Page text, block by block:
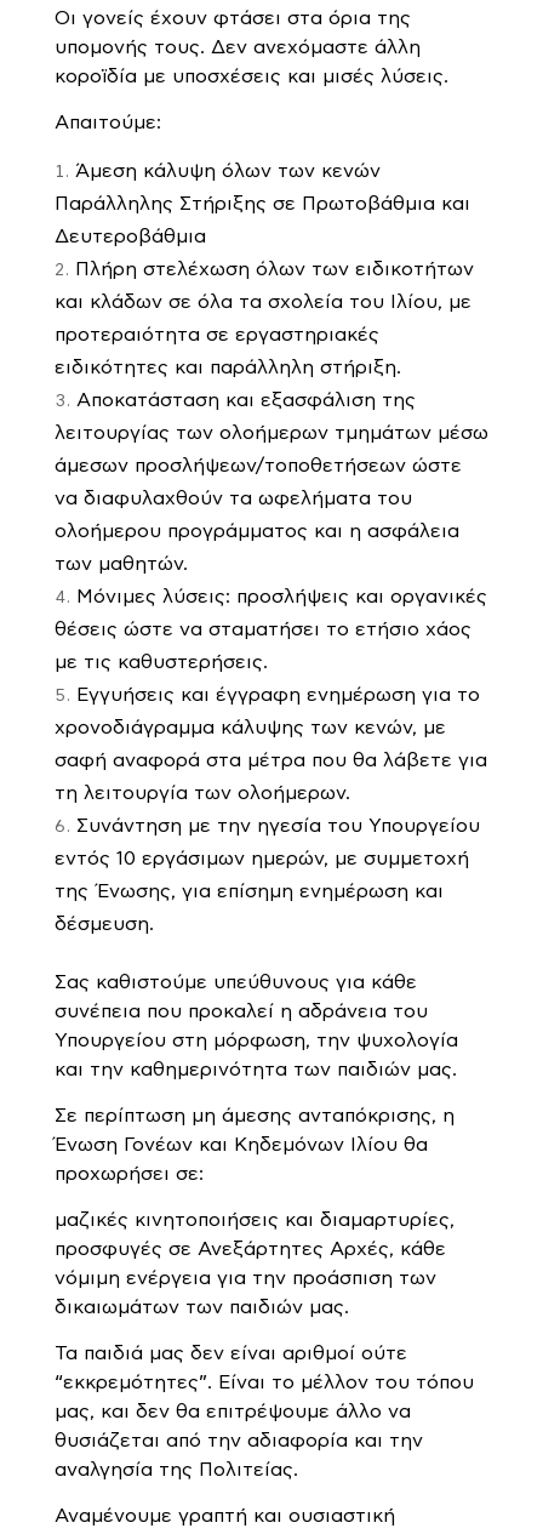
Οι γονείς έχουν φτάσει στα όρια της
υπομονής τους. Δεν ανεχόμαστε άλλη
κοροϊδία με υποσχέσεις και μισές λύσεις.
Απαιτούμε:
Άμεση κάλυψη όλων των κενών
Παράλληλης Στήριξης σε Πρωτοβάθμια και
Δευτεροβάθμια
Πλήρη στελέχωση όλων των ειδικοτήτων
και κλάδων σε όλα τα σχολεία του Ιλίου, με
προτεραιότητα σε εργαστηριακές
ειδικότητες και παράλληλη στήριξη.
Αποκατάσταση και εξασφάλιση της
λειτουργίας των ολοήμερων τμημάτων μέσω
άμεσων προσλήψεων/τοποθετήσεων ώστε
να διαφυλαχθούν τα ωφελήματα του
ολοήμερου προγράμματος και η ασφάλεια
των μαθητών.
Μόνιμες λύσεις: προσλήψεις και οργανικές
θέσεις ώστε να σταματήσει το ετήσιο χάος
με τις καθυστερήσεις.
Εγγυήσεις και έγγραφη ενημέρωση για το
χρονοδιάγραμμα κάλυψης των κενών, με
σαφή αναφορά στα μέτρα που θα λάβετε για
τη λειτουργία των ολοήμερων.
Συνάντηση με την ηγεσία του Υπουργείου
εντός 10 εργάσιμων ημερών, με συμμετοχή
της Ένωσης, για επίσημη ενημέρωση και
δέσμευση.
Σας καθιστούμε υπεύθυνους για κάθε
συνέπεια που προκαλεί η αδράνεια του
Υπουργείου στη μόρφωση, την ψυχολογία
και την καθημερινότητα των παιδιών μας.
Σε περίπτωση μη άμεσης ανταπόκρισης, η
Ένωση Γονέων και Κηδεμόνων Ιλίου θα
προχωρήσει σε:
μαζικές κινητοποιήσεις και διαμαρτυρίες,
προσφυγές σε Ανεξάρτητες Αρχές, κάθε
νόμιμη ενέργεια για την προάσπιση των
δικαιωμάτων των παιδιών μας.
Τα παιδιά μας δεν είναι αριθμοί ούτε
“εκκρεμότητες”. Είναι το μέλλον του τόπου
μας, και δεν θα επιτρέψουμε άλλο να
θυσιάζεται από την αδιαφορία και την
αναλγησία της Πολιτείας.
Αναμένουμε γραπτή και ουσιαστική